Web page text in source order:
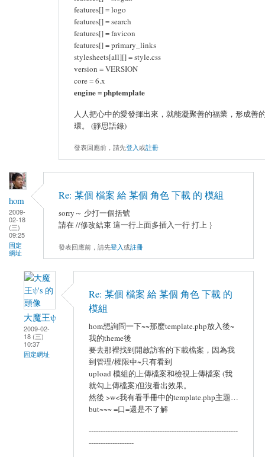
features[] = logo
features[] = search
features[] = favicon
features[] = primary_links
stylesheets[all][] = style.css
version = VERSION
core = 6.x
engine = phptemplate
人人把心中的愛發揮出來，就能凝聚善的福業，形成善
環。 (靜思語錄)
發表回應前，請先登入或註冊
hom
2009-
02-18
(三)
09:25
固定
網址
Re: 某個 檔案 給 某個 角色 下載 的 模組
sorry～ 少打一個括號
請在 //修改結束 這一行上面多插入一行 打上 }
發表回應前，請先登入或註冊
大魔王ψ
2009-02-
18 (三)
10:37
固定網址
Re: 某個 檔案 給 某個 角色 下載 的
模組
hom想詢問一下~~那麼template.php放入後~
我的theme後
要去那裡找到開啟訪客的下載檔案，因為我
到管理/權限中~只有看到
upload 模組的上傳檔案和檢視上傳檔案 (我
就勾上傳檔案)但沒看出效果。
然後 >w<我有看手冊中的template.php主題…
but~~~ =口=還是不了解
---------------------------------------------------------------
-------------------